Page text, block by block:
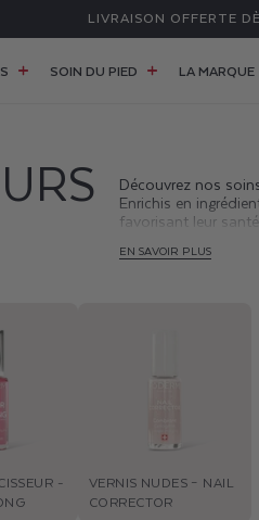
LIVRAISON OFFERTE
SOIN DU PIED LA MARQUE
Découvrez nos
Enrichis en
favorisant leur
EN SAVOIR PLUS
-
VERNIS NUDES – NAIL
CORRECTOR